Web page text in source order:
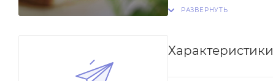
Характеристики